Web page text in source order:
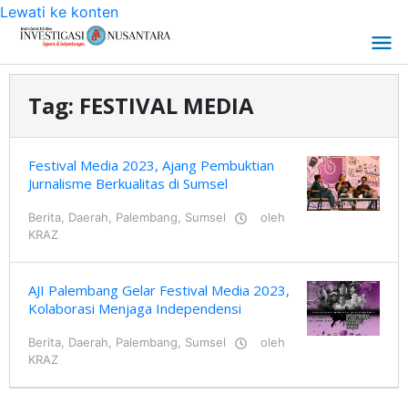
Lewati ke konten
Tag: FESTIVAL MEDIA
Festival Media 2023, Ajang Pembuktian
Jurnalisme Berkualitas di Sumsel
Berita Daerah Palembang Sumsel
oleh
KRAZ
AJI Palembang Gelar Festival Media 2023,
Kolaborasi Menjaga Independensi
Berita Daerah Palembang Sumsel
oleh
KRAZ